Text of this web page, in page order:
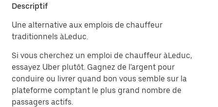
Descriptif
Une alternative aux emplois de chauffeur
traditionnels àLeduc.
Si vous cherchez un emploi de chauffeur àLeduc,
essayez Uber plutôt. Gagnez de l'argent pour
conduire ou livrer quand bon vous semble sur la
plateforme comptant le plus grand nombre de
passagers actifs.